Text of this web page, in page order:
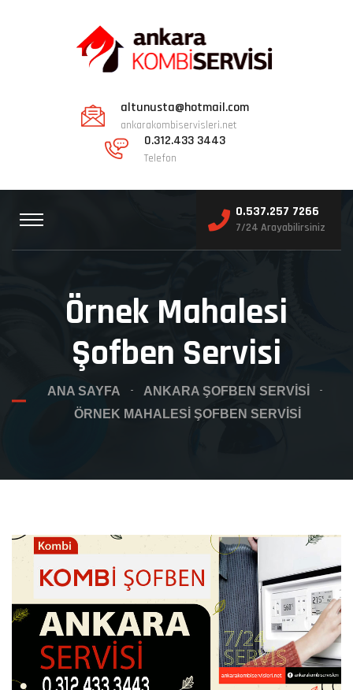
altunusta@hotmail.com
ankarakombiservisleri.net
0.312.433 3443
Telefon
0.537.257 7266
7/24 Arayabilirsiniz
Örnek Mahalesi
Şofben Servisi
ANA SAYFA
ANKARA ŞOFBEN SERVISI
ÖRNEK MAHALESI ŞOFBEN SERVISI